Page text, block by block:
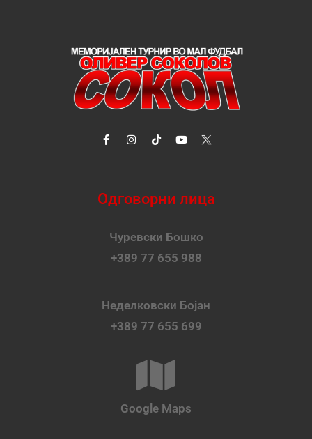
Одговорни лица
Чуревски Бошко
+389 77 655 988
Неделковски Бојан
+389 77 655 699
Google Maps